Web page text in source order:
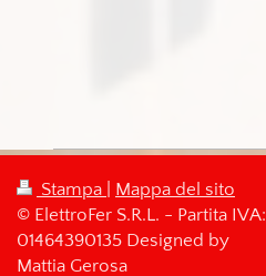
Stampa
Mappa del sito
© ElettroFer S.R.L. - Partita IVA:
01464390135 Designed by
Mattia Gerosa